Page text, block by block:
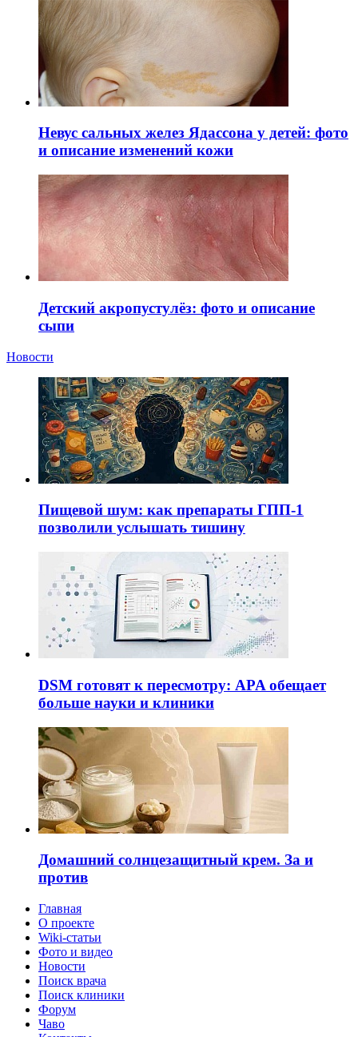
Невус сальных желез Ядассона у детей: фото
и описание изменений кожи
Детский акропустулёз: фото и описание
сыпи
Новости
Пищевой шум: как препараты ГПП-1
позволили услышать тишину
DSM готовят к пересмотру: APA обещает
больше науки и клиники
Домашний солнцезащитный крем. За и
против
Главная
О проекте
Wiki-статьи
Фото и видео
Новости
Поиск врача
Поиск клиники
Форум
Чаво